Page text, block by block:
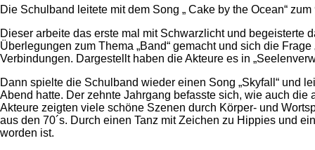
Die Schulband leitete mit dem Song „ Cake by the Ocean“
Dieser arbeite das erste mal mit Schwarzlicht und begeisterte
Überlegungen zum Thema „Band“ gemacht und sich die
Verbindungen. Dargestellt haben die Akteure es in
Dann spielte die Schulband wieder einen Song „Skyfall“ und
Abend hatte. Der zehnte Jahrgang befasste sich, wie auch
Akteure zeigten viele schöne Szenen durch Körper- und
aus den 70´s. Durch einen Tanz mit Zeichen zu Hippies und
worden ist.